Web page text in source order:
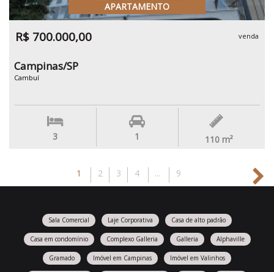
APARTAMENTO
R$ 700.000,00 venda
Campinas/SP
Cambuí
3 1 110 m²
1 2 3 4 ... 9
Sala Comercial Laje Corporativa Casa de alto padrão
Casa em condomínio Complexo Galleria Galleria Alphaville
Gramado Imóvel em Campinas Imóvel em Valinhos